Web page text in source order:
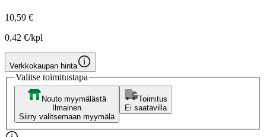
10,59 €
0,42 €/kpl
Verkkokaupan hinta
Valitse toimitustapa
Nouto myymälästä
Ilmainen
Siirry valitsemaan myymälä
Toimitus
Ei saatavilla